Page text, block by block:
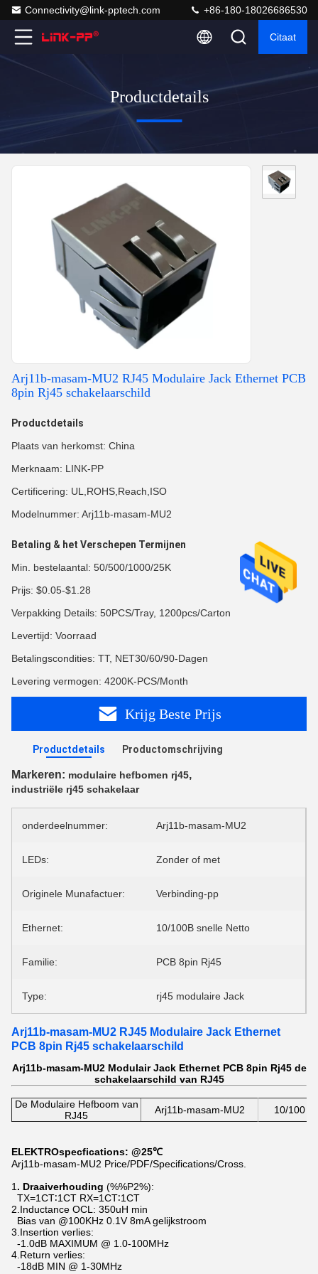
Connectivity@link-pptech.com +86-180-18026686530
Citaat
Productdetails
Arj11b-masam-MU2 RJ45 Modulaire Jack Ethernet PCB
8pin Rj45 schakelaarschild
Productdetails
Plaats van herkomst: China
Merknaam: LINK-PP
Certificering: UL,ROHS,Reach,ISO
Modelnummer: Arj11b-masam-MU2
Betaling & het Verschepen Termijnen
Min. bestelaantal: 50/500/1000/25K
Prijs: $0.05-$1.28
Verpakking Details: 50PCS/Tray, 1200pcs/Carton
Levertijd: Voorraad
Betalingscondities: TT, NET30/60/90-Dagen
Levering vermogen: 4200K-PCS/Month
Krijg Beste Prijs
Productdetails Productomschrijving
Markeren: modulaire hefbomen rj45,
industriële rj45 schakelaar
onderdeelnummer: Arj11b-masam-MU2
LEDs: Zonder of met
Originele Munafactuer: Verbinding-pp
Ethernet: 10/100B snelle Netto
Familie: PCB 8pin Rj45
Type: rj45 modulaire Jack
Arj11b-masam-MU2 RJ45 Modulaire Jack Ethernet
PCB 8pin Rj45 schakelaarschild
Arj11b-masam-MU2 Modulair Jack Ethernet PCB 8pin Rj45 de
schakelaarschild van RJ45
De Modulaire Hefboom van
RJ45
Arj11b-masam-MU2 10/100
ELEKTROspecfications: @25℃
Arj11b-masam-MU2 Price/PDF/Specifications/Cross.
1 . Draaiverhouding (%%P2%):
TX=1CT∶1CT RX=1CT∶1CT
2.Inductance OCL: 350uH min
Bias van @100KHz 0.1V 8mA gelijkstroom
3.Insertion verlies:
-1.0dB MAXIMUM @ 1.0-100MHz
4.Return verlies:
-18dB MIN @ 1-30MHz